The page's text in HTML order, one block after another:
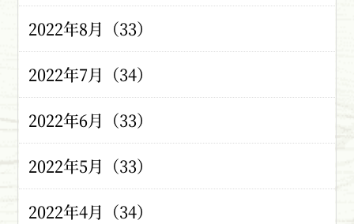
2022年8月（33）
2022年7月（34）
2022年6月（33）
2022年5月（33）
2022年4月（34）